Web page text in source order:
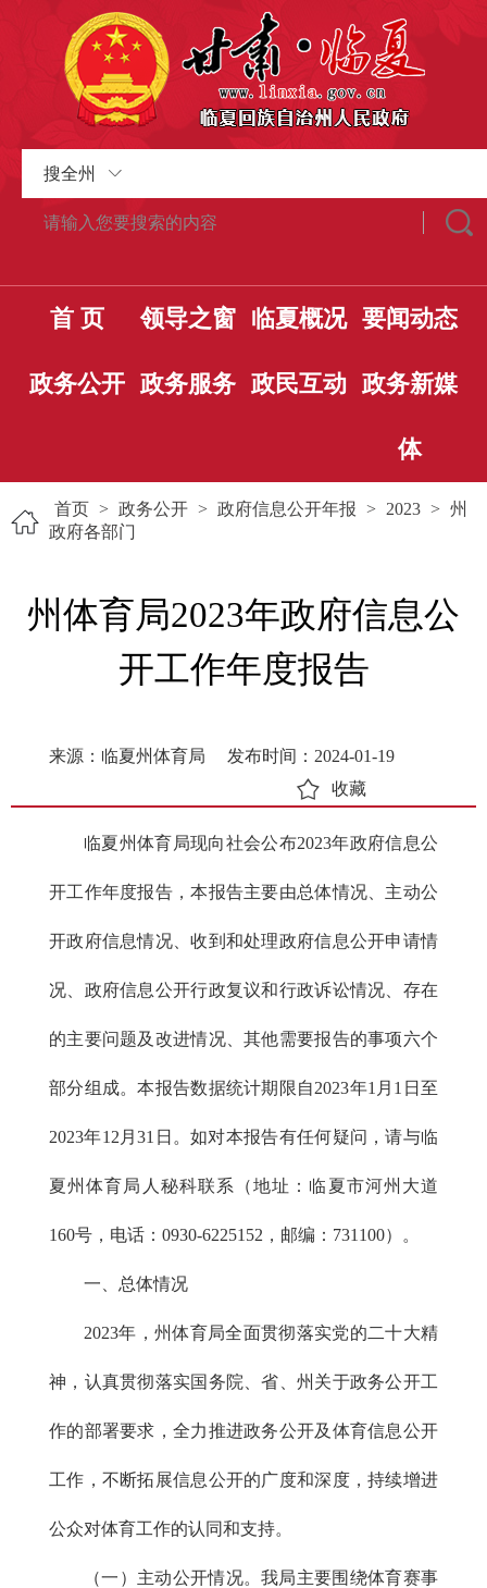
搜全州
首 页 领导之窗 临夏概况 要闻动态
政务公开 政务服务 政民互动 政务新媒
体
首页 > 政务公开 > 政府信息公开年报 > 2023 > 州
政府各部门
州体育局2023年政府信息公
开工作年度报告
来源：临夏州体育局
发布时间：2024-01-19
收藏
临夏州体育局现向社会公布2023年政府信息公
开工作年度报告，本报告主要由总体情况、主动公
开政府信息情况、收到和处理政府信息公开申请情
况、政府信息公开行政复议和行政诉讼情况、存在
的主要问题及改进情况、其他需要报告的事项六个
部分组成。本报告数据统计期限自2023年1月1日至
2023年12月31日。如对本报告有任何疑问，请与临
夏州体育局 人秘科联系（地址：临夏市河州大道
160号，电话：0930-6225152 ，邮编：731100）。
一、总体情况
2023年，州体育局全面贯彻落实党的二十大精
神，认真贯彻落实国务院、省、州关于政务公开工
作的部署要求，全力推进政务公开及体育信息公开
工作，不断拓展信息公开的广度和深度，持续增进
公众对体育工作的认同和支持。
（一）主动公开情况。我局主要围绕体育赛事